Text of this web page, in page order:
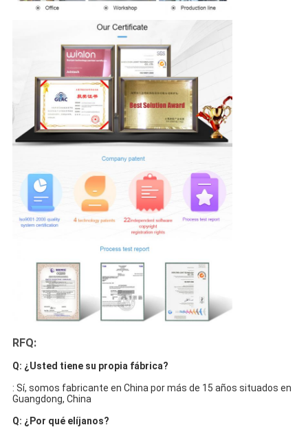
RFQ:
Q: ¿Usted tiene su propia fábrica?
: Sí, somos fabricante en China por más de 15 años situados en
Guangdong, China
Q: ¿Por qué elíjanos?